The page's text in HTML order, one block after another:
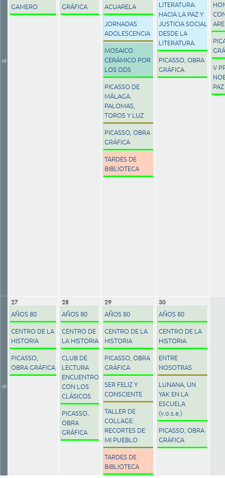
48
GAMERO
GRÁFICA
ACUARELA
JORNADAS
ADOLESCENCIA
MOSAICO
CERÁMICO POR
LOS ODS
PICASSO DE
MÁLAGA.
PALOMAS,
TOROS Y LUZ
PICASSO, OBRA
GRÁFICA
TARDES DE
BIBLIOTECA
LITERATURA:
HACIA LA PAZ Y
JUSTICIA SOCIAL
DESDE LA
LITERATURA.
PICASSO, OBRA
GRÁFICA
V
PAZ
49
27
AÑOS 80
CENTRO DE LA
HISTORIA
PICASSO,
OBRA GRÁFICA
28
AÑOS 80
CENTRO DE
LA HISTORIA
CLUB DE
LECTURA
ENCUENTRO
CON LOS
CLÁSICOS
PICASSO,
OBRA
GRÁFICA
29
AÑOS 80
CENTRO DE LA
HISTORIA
PICASSO, OBRA
GRÁFICA
SER FELIZ Y
CONSCIENTE
TALLER DE
COLLAGE:
RECORTES DE
MI PUEBLO
TARDES DE
BIBLIOTECA
30
AÑOS 80
CENTRO DE LA
HISTORIA
ENTRE
NOSOTRAS
LUNANA, UN
YAK EN LA
ESCUELA
(v.o.s.e.)
PICASSO, OBRA
GRÁFICA